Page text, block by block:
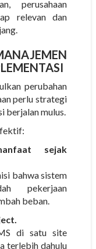
perusahaan
relevan dan
perubahan
perlu strategi
berjalan mulus.
sejak
bahwa sistem
pekerjaan
beban.
di satu site
terlebih dahulu